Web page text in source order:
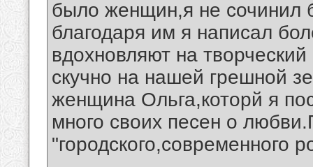
было женщин,я не сочинил
благодаря им я написал
вдохновляют на
скучно на нашей грешной
женщина Ольга,которй я
много своих песен о
"городского,современного